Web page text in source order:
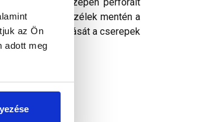
az Ön
adott meg
a hosszanti szélek mentén a
a porhó bejutását a cserepek